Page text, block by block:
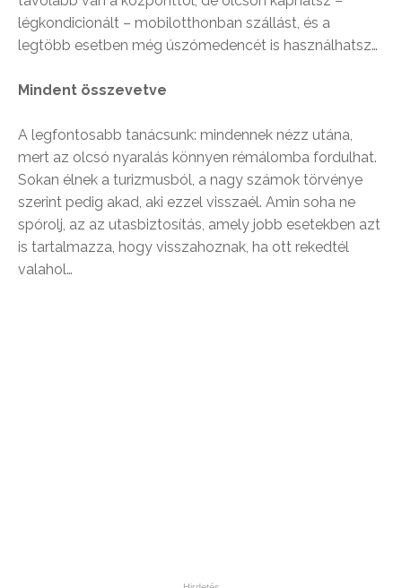
légkondicionált – mobilotthonban szállást, és a
legtöbb esetben még úszómedencét is használhatsz…
Mindent összevetve
A legfontosabb tanácsunk: mindennek nézz utána,
mert az olcsó nyaralás könnyen rémálomba fordulhat.
Sokan élnek a turizmusból, a nagy számok törvénye
szerint pedig akad, aki ezzel visszaél. Amin soha ne
spórolj, az az utasbiztosítás, amely jobb esetekben azt
is tartalmazza, hogy visszahoznak, ha ott rekedtél
valahol…